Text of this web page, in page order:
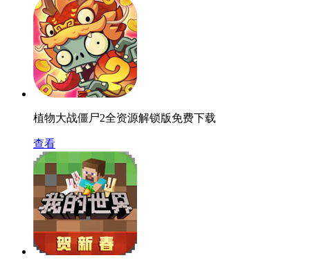
植物大战僵尸2全资源解锁版免费下载
查看